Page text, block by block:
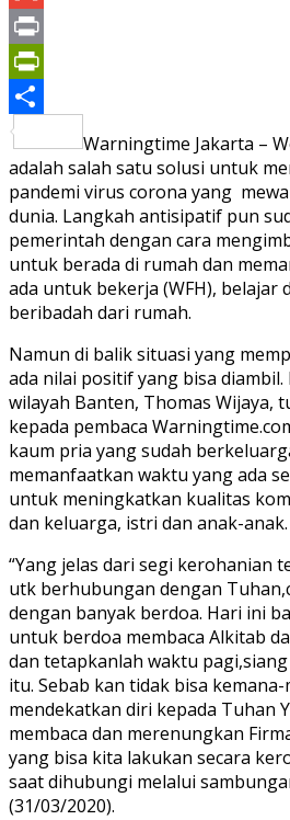
Mail
Gmail
Print
PrintFriendly
Share
Warningtime Jakarta –
adalah salah satu solusi untuk
pandemi virus corona yang
dunia. Langkah antisipatif pun
pemerintah dengan cara
untuk berada di rumah dan
ada untuk bekerja (WFH), belajar
beribadah dari rumah.
Namun di balik situasi yang
ada nilai positif yang bisa diambil.
wilayah Banten, Thomas Wijaya,
kepada pembaca
kaum pria yang sudah
memanfaatkan waktu yang ada
untuk meningkatkan kualitas
dan keluarga, istri dan anak-anak.
“Yang jelas dari segi kerohanian
utk berhubungan dengan
dengan banyak berdoa. Hari ini
untuk berdoa membaca Alkitab
dan tetapkanlah waktu
itu. Sebab kan tidak bisa
mendekatkan diri kepada Tuhan
membaca dan merenungkan
yang bisa kita lakukan secara
saat dihubungi melalui
(31/03/2020).